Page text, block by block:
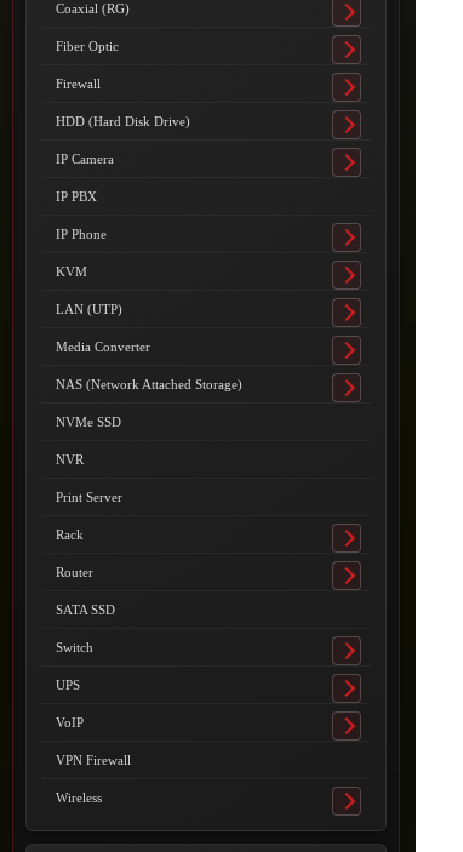
Coaxial (RG)
Toggle
submenu
Fiber Optic
Toggle
submenu
Firewall
Toggle
submenu
HDD (Hard Disk Drive)
Toggle
submenu
IP Camera
Toggle
IP PBX
IP Phone
Toggle
submenu
KVM
Toggle
submenu
LAN (UTP)
Toggle
submenu
Media Converter
Toggle
submenu
NAS (Network Attached Storage)
Toggle
NVMe SSD
NVR
Print Server
Rack
Toggle
submenu
Router
Toggle
SATA SSD
Switch
Toggle
submenu
UPS
Toggle
submenu
VoIP
Toggle
VPN Firewall
Wireless
Toggle
submenu